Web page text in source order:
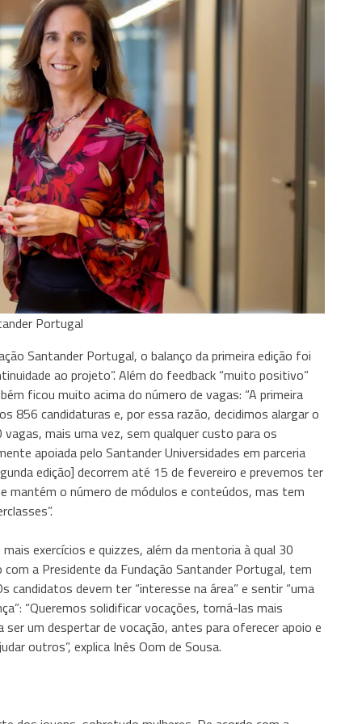
Portugal
Santander Portugal, o balanço da primeira edição foi
ao projeto”. Além do feedback “muito positivo”
ficou muito acima do número de vagas: “A primeira
856 candidaturas e, por essa razão, decidimos alargar o
mais uma vez, sem qualquer custo para os
apoiada pelo Santander Universidades em parceria
edição] decorrem até 15 de fevereiro e prevemos ter
mantém o número de módulos e conteúdos, mas tem
exercícios e quizzes, além da mentoria à qual 30
a Presidente da Fundação Santander Portugal, tem
candidatos devem ter “interesse na área” e sentir “uma
“Queremos solidificar vocações, torná-las mais
um despertar de vocação, antes para oferecer apoio e
outros”, explica Inês Oom de Sousa.